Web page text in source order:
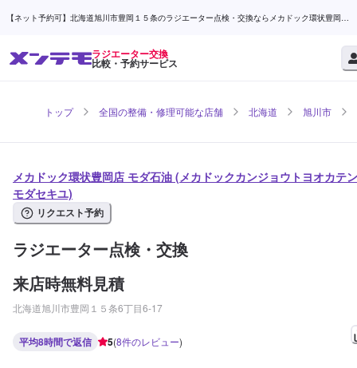
【ネット予約可】北海道旭川市豊岡１５条のラジエーター点検・交換ならメカドック環状豊岡店
ラジエーター交換
比較・予約サービス
トップ 全国の整備・修理可能な店舗 北海道 旭川市
メカドック環状豊岡店 モダ石油 (メカドックカンジョウトヨオカテン
モダセキユ)
リクエスト予約
ラジエーター点検・交換
来店時無料見積
北海道旭川市豊岡１５条6丁目6-17
平均8時間で返信 5(8件のレビュー)